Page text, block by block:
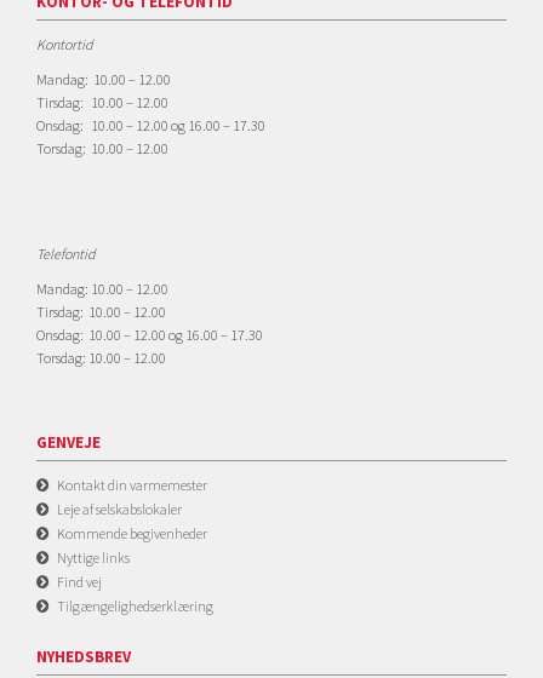
Kontortid
Mandag: 10.00 – 12.00
Tirsdag: 10.00 – 12.00
Onsdag: 10.00 – 12.00 og 16.00 – 17.30
Torsdag: 10.00 – 12.00
Telefontid
Mandag: 10.00 – 12.00
Tirsdag: 10.00 – 12.00
Onsdag: 10.00 – 12.00 og 16.00 – 17.30
Torsdag: 10.00 – 12.00
GENVEJE
Kontakt din varmemester
Leje af selskabslokaler
Kommende begivenheder
Nyttige links
Find vej
Tilgængelighedserklæring
NYHEDSBREV